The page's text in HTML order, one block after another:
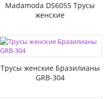
Madamoda DS6055 Трусы
женские
Трусы женские Бразилианы
GRB-304